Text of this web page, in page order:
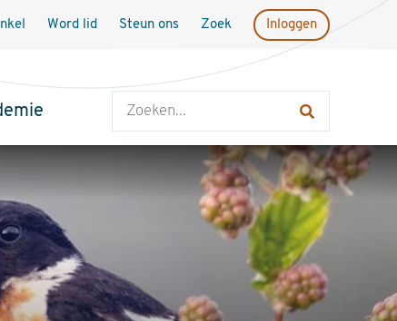
Word lid Steun ons Zoek Inloggen